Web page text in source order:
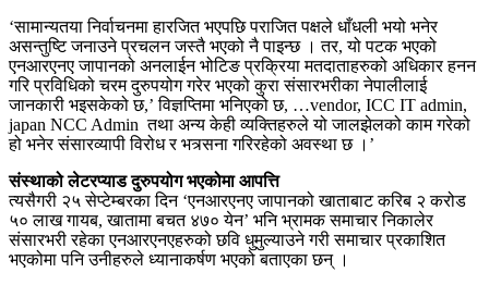
‘सामान्यतया निर्वाचनमा हारजित भएपछि पराजित पक्षले धाँधली भयो भनेर
असन्तुष्टि जनाउने प्रचलन जस्तै भएको नै पाइन्छ । तर, यो पटक भएको
एनआरएनए जापानको अनलाईन भोटिङ प्रक्रिया मतदाताहरुको अधिकार हनन
गरि प्रविधिको चरम दुरुपयोग गरेर भएको कुरा संसारभरीका नेपालीलाई
जानकारी भइसकेको छ,’ विज्ञप्तिमा भनिएको छ, …vendor, ICC IT admin,
japan NCC Admin तथा अन्य केही व्यक्तिहरुले यो जालझेलको काम गरेको
हो भनेर संसारव्यापी विरोध र भत्र्सना गरिरहेको अवस्था छ ।’
संस्थाको लेटरप्याड दुरुपयोग भएकोमा आपत्ति
त्यसैगरी २५ सेप्टेम्बरका दिन ‘एनआरएनए जापानको खाताबाट करिब २ करोड
५० लाख गायब, खातामा बचत ४७० येन’ भनि भ्रामक समाचार निकालेर
संसारभरी रहेका एनआरएनएहरुको छवि धुमुल्याउने गरी समाचार प्रकाशित
भएकोमा पनि उनीहरुले ध्यानाकर्षण भएको बताएका छन् ।